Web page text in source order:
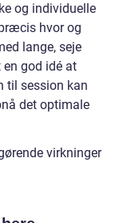
og individuelle
hvor og
lange, seje
god idé at
til session kan
det optimale
virkninger